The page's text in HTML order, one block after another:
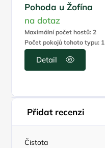
Pohoda u Žofína
na dotaz
Maximální počet hostů: 2
Počet pokojů tohoto typu: 1
Detail
Přidat recenzi
Čistota